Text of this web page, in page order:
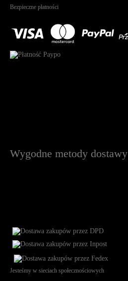
Bezpieczne płatności
Wygodne metody dostawy
Jesteśmy w sieciach społecznościowych